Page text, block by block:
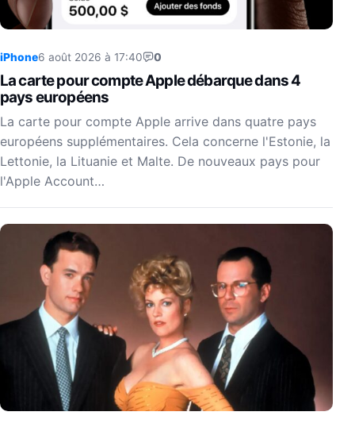
iPhone6 août 2026 à 17:40 0
La carte pour compte Apple débarque dans 4
pays européens
La carte pour compte Apple arrive dans quatre pays
européens supplémentaires. Cela concerne l'Estonie, la
Lettonie, la Lituanie et Malte. De nouveaux pays pour
l'Apple Account…